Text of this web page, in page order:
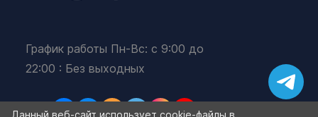
График работы Пн-Вс: с 9:00 до
22:00 : Без выходных
Данный веб-сайт использует cookie-файлы в